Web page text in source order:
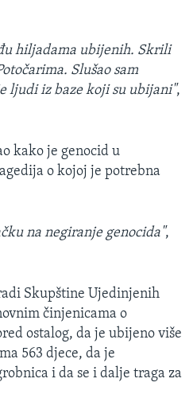
hiljadama ubijenih. Skrili
Slušao sam
ljudi iz baze koji su ubijani",
kako je genocid u
o kojoj je potrebna
na negiranje genocida",
Skupštine Ujedinjenih
činjenicama o
ostalog, da je ubijeno više
563 djece, da je
i da se i dalje traga za